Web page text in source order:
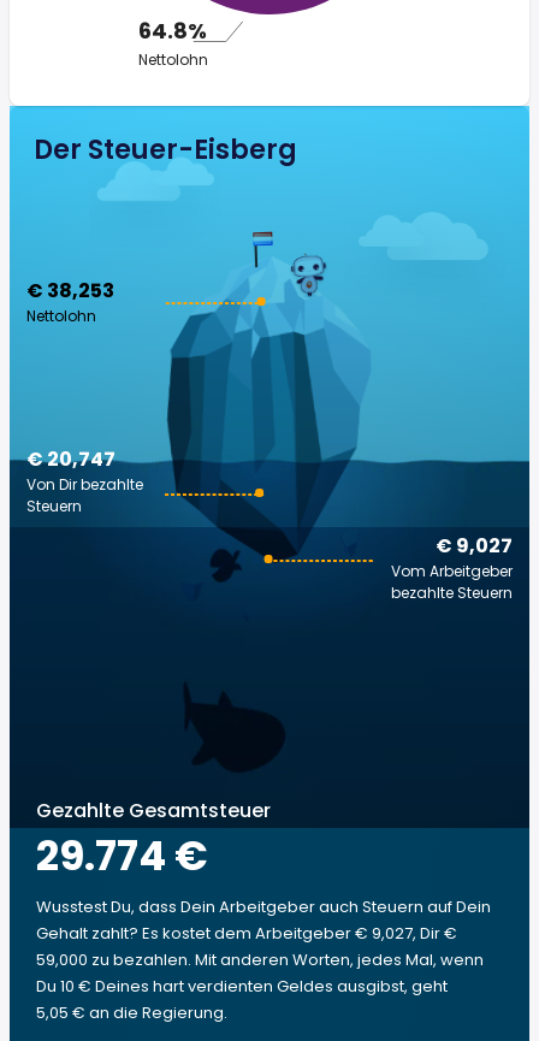
64.8%
Nettolohn
Der Steuer-Eisberg
€ 38,253
Nettolohn
€ 9,027
Vom Arbeitgeber
bezahlte Steuern
€ 20,747
Von Dir bezahlte
Steuern
Gezahlte Gesamtsteuer
29.774 €
Wusstest Du, dass Dein Arbeitgeber auch Steuern auf Dein
Gehalt zahlt? Es kostet dem Arbeitgeber € 9,027, Dir €
59,000 zu bezahlen. Mit anderen Worten, jedes Mal, wenn
Du 10 € Deines hart verdienten Geldes ausgibst, geht
5,05 € an die Regierung.